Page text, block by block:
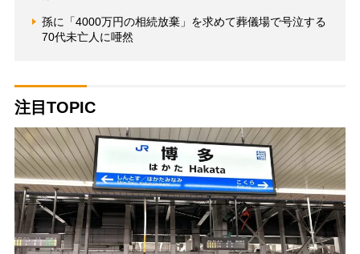
孫に「4000万円の相続放棄」を求めて葬儀場で号泣する
70代未亡人に唖然
注目TOPIC